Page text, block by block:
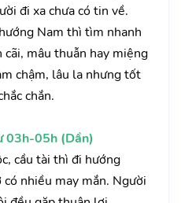
đi xa chưa có tin về.
Nam thì tìm nhanh
mâu thuẫn hay miệng
chậm, lâu la nhưng tốt
chắn.
03h-05h (Dần)
cầu tài thì đi hướng
nhiều may mắn. Người